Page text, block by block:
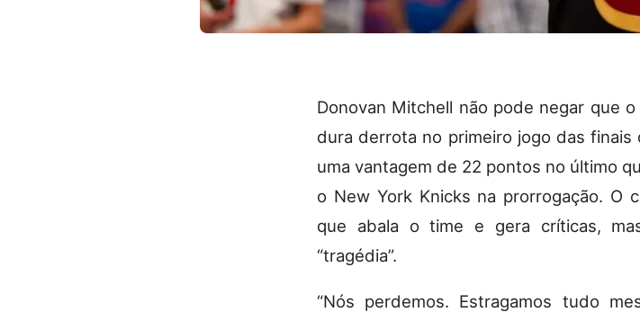
Donovan Mitchell não pode negar que
dura derrota no primeiro jogo das
uma vantagem de 22 pontos no último
o New York Knicks na prorrogação. O
que abala o time e gera críticas,
“tragédia”.
“Nós perdemos. Estragamos tudo